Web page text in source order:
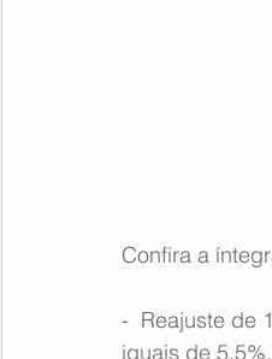
Confira a
-  Reajuste de
iguais de